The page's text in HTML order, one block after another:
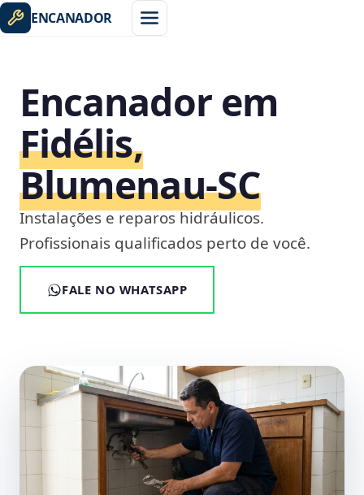
ENCANADOR
Encanador em
Fidélis,
Blumenau‑SC
Instalações e reparos hidráulicos.
Profissionais qualificados perto de você.
FALE NO WHATSAPP